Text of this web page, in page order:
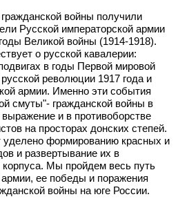
войны получили
Русской императорской армии
Великой войны (1914-1918).
о русской кавалерии:
в годы Первой мировой
революции 1917 года и
армии. Именно эти события
смуты"- гражданской войны в
и в противоборстве
на просторах донских степей.
формированию красных и
и развертывание их в
Мы пройдем весь путь
ее победы и поражения
войны на юге России.